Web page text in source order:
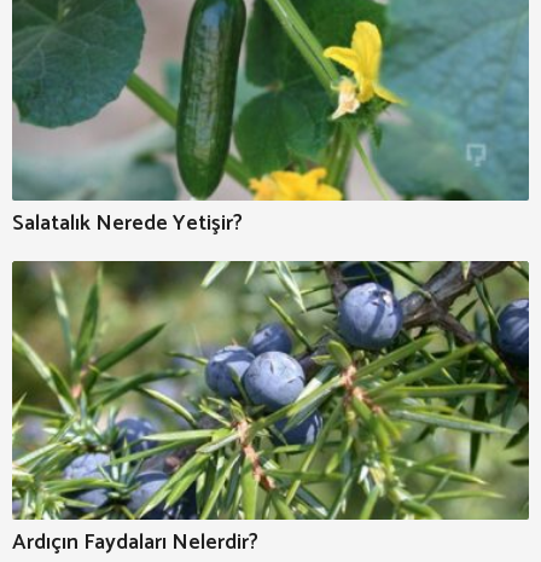
Salatalık Nerede Yetişir?
Ardıçın Faydaları Nelerdir?